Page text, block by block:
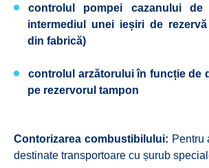
controlul pompei cazanului
intermediul unei ieșiri de
din fabrică)
controlul arzătorului în funcție de
pe rezervorul tampon
Contorizarea combustibilului: Pentru
destinate transportoare cu șurub